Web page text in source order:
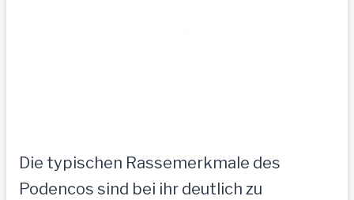
Die typischen Rassemerkmale des
Podencos sind bei ihr deutlich zu